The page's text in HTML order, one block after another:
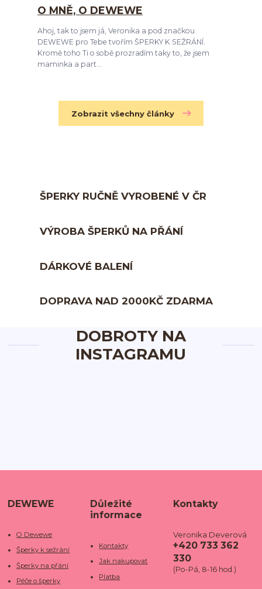
O MNĚ, O DEWEWE
Ahoj, tak to jsem já, Veronika a pod značkou
DEWEWE pro Tebe tvořím ŠPERKY K SEŽRÁNÍ.
Kromě toho Ti o sobě prozradím taky to, že jsem
maminka a part...
Zobrazit všechny články
ŠPERKY RUČNĚ VYROBENÉ V ČR
VÝROBA ŠPERKŮ NA PŘÁNÍ
DÁRKOVÉ BALENÍ
DOPRAVA NAD 2000KČ ZDARMA
DOBROTY NA
INSTAGRAMU
DEWEWE
O Dewewe
Šperky k sežrání
Šperky na přání
Péče o šperky
Důležité
informace
Kontakty
Jak nakupovat
Platba
Kontakty
Veronika Deverová
+420 733 362
330
(Po-Pá, 8-16 hod.)